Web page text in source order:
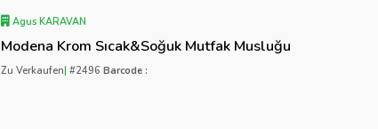
Agus KARAVAN
Modena Krom Sıcak&Soğuk Mutfak Musluğu
Zu Verkaufen| #2496Barcode :